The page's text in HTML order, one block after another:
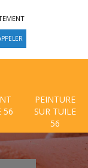
56
PEINTURE
SUR TUILE
56